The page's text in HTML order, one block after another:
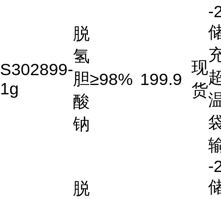
S302899-
1g
脱
氢
胆
酸
钠
≥98% 199.9
现
货
-
脱
-